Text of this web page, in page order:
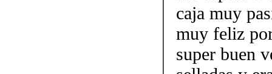
caja muy
muy feliz
super buen